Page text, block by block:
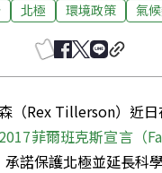
北極 環境政策 氣
（Rex Tillerson）近
2017菲爾班克斯宣言（
承諾保護北極並延長科